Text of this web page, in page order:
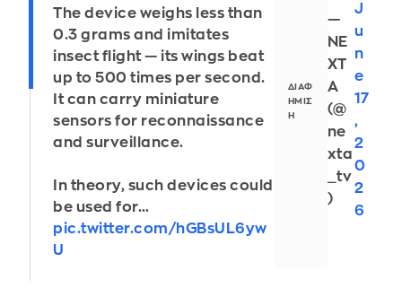
The device weighs less than
0.3 grams and imitates
insect flight — its wings beat
up to 500 times per second.
It can carry miniature
sensors for reconnaissance
and surveillance.
In theory, such devices could
be used for…
pic.twitter.com/hGBsUL6yw
U
—
NE
XT
A
(@
ne
xta
_tv
)
J
u
n
e
17
,
2
0
2
6